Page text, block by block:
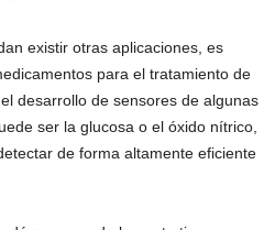
existir otras aplicaciones, es
para el tratamiento de
desarrollo de sensores de algunas
ser la glucosa o el óxido nítrico,
de forma altamente eficiente